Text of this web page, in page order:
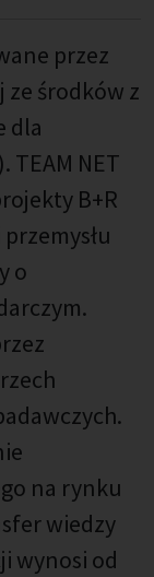
przez
ze środków z
dla
TEAM NET
B+R
o
na rynku
wiedzy
wynosi od